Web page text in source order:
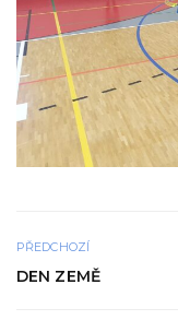
PŘEDCHOZÍ
DEN ZEMĚ